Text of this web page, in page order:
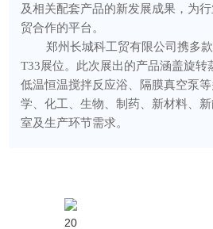
及相关配套产品的新发展成果，为
贸合作的平台。
郑州长城科工贸有限公司携多
T33展位。此次展出的产品涵盖旋转
低温恒温搅拌反应浴、隔膜真空泵
学、化工、生物、制药、新材料、
室及生产环节需求。